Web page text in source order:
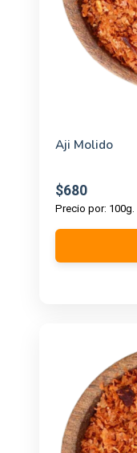
Aji Molido
$680
Precio por: 100g.